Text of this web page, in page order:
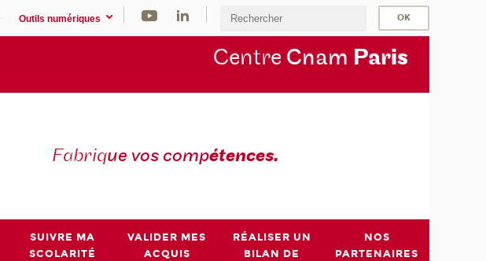
Outils numériques
Centre Cnam Paris
Fabrique vos compétences.
SUIVRE MA
SCOLARITÉ
VALIDER MES
ACQUIS
RÉALISER UN
BILAN DE
NOS
PARTENAIRES